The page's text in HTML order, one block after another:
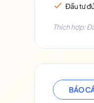
BÁO
Đầu tư
Thích hợp: